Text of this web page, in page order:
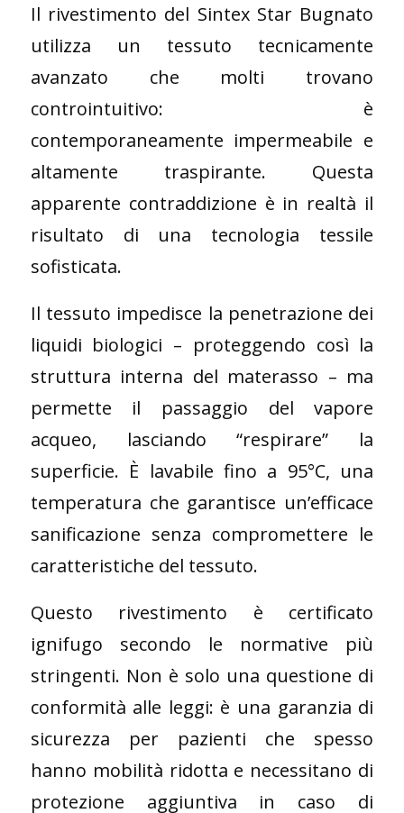
Il rivestimento del Sintex Star Bugnato
utilizza un tessuto tecnicamente
avanzato che molti trovano
controintuitivo: è
contemporaneamente impermeabile e
altamente traspirante. Questa
apparente contraddizione è in realtà il
risultato di una tecnologia tessile
sofisticata.
Il tessuto impedisce la penetrazione dei
liquidi biologici – proteggendo così la
struttura interna del materasso – ma
permette il passaggio del vapore
acqueo, lasciando “respirare” la
superficie. È lavabile fino a 95°C, una
temperatura che garantisce un’efficace
sanificazione senza compromettere le
caratteristiche del tessuto.
Questo rivestimento è certificato
ignifugo secondo le normative più
stringenti. Non è solo una questione di
conformità alle leggi: è una garanzia di
sicurezza per pazienti che spesso
hanno mobilità ridotta e necessitano di
protezione aggiuntiva in caso di